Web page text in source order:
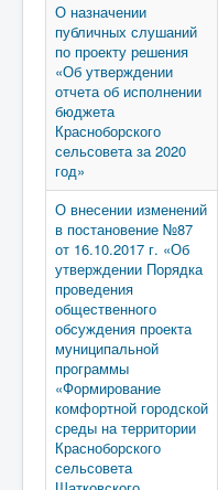
О назначении
публичных слушаний
по проекту решения
«Об утверждении
отчета об исполнении
бюджета
Красноборского
сельсовета за 2020
год»
О внесении изменений
в постановение №87
от 16.10.2017 г. «Об
утверждении Порядка
проведения
общественного
обсуждения проекта
муниципальной
программы
«Формирование
комфортной городской
среды на территории
Красноборского
сельсовета